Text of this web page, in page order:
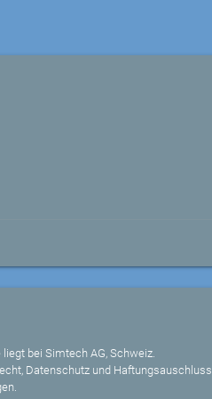
bei Simtech AG, Schweiz.
Datenschutz und Haftungsauschluss.